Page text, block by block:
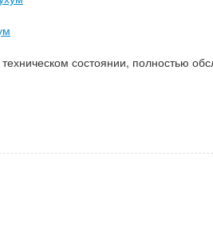
состоянии, полностью